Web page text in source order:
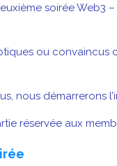
soirée Web3
ou
nous démarrerons
réservée aux